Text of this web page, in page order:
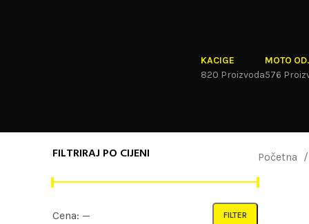
KACIGE
820 Proizvoda
MOTO
576
FILTRIRAJ PO CIJENI
FILTER
Cena: —
Početna